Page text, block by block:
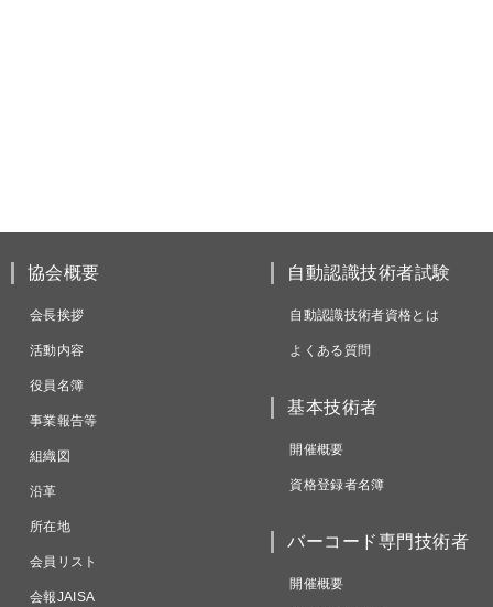
協会概要
会長挨拶
活動内容
役員名簿
事業報告等
組織図
沿革
所在地
会員リスト
会報JAISA
自動認識技術者試験
自動認識技術者資格とは
よくある質問
基本技術者
開催概要
資格登録者名簿
バーコード専門技術者
開催概要